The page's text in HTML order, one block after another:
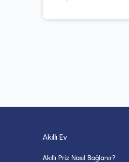
Akıllı Ev
Akıllı Priz Nasıl Bağlanır?